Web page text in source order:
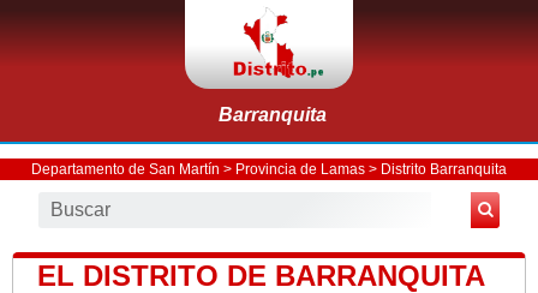
Barranquita
Departamento de San Martín > Provincia de Lamas > Distrito Barranquita
EL DISTRITO DE BARRANQUITA